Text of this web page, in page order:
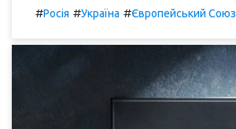
#Росія #Україна #Європейський Союз